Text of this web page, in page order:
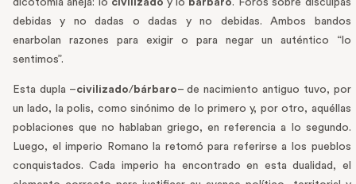
dicotomía añeja: lo civilizado y lo bárbaro. Foros sobre disculpas
debidas y no dadas o dadas y no debidas. Ambos bandos
enarbolan razones para exigir o para negar un auténtico “lo
sentimos”.
Esta dupla –civilizado/bárbaro– de nacimiento antiguo tuvo, por
un lado, la polis, como sinónimo de lo primero y, por otro, aquéllas
poblaciones que no hablaban griego, en referencia a lo segundo.
Luego, el imperio Romano la retomó para referirse a los pueblos
conquistados. Cada imperio ha encontrado en esta dualidad, el